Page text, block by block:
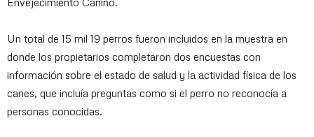
Un total de 15 mil 19 perros fueron incluidos en la muestra en
donde los propietarios completaron dos encuestas con
información sobre el estado de salud y la actividad física de los
canes, que incluía preguntas como si el perro no reconocía a
personas conocidas.